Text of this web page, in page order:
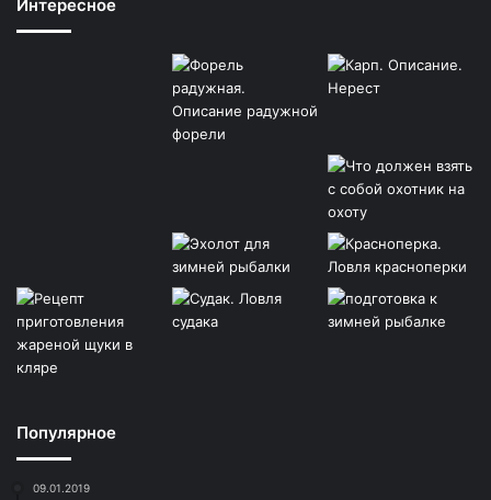
Интересное
Популярное
09.01.2019